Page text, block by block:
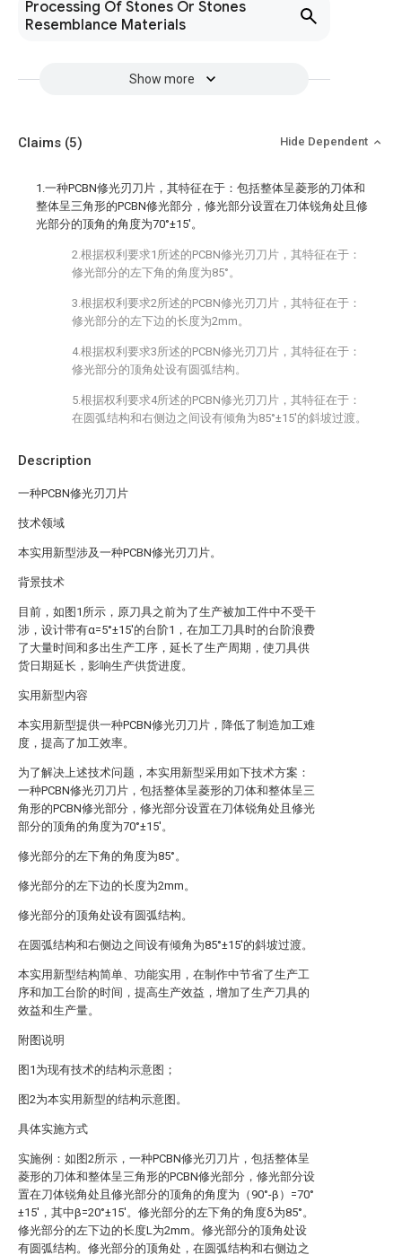
Processing Of Stones Or Stones
Resemblance Materials
Show more
Description
一种PCBN修光刃刀片
技术领域
本实用新型涉及一种PCBN修光刃刀片。
背景技术
目前，如图1所示，原刀具之前为了生产被加工件中不受干
涉，设计带有α=5°±15′的台阶1，在加工刀具时的台阶浪费
了大量时间和多出生产工序，延长了生产周期，使刀具供
货日期延长，影响生产供货进度。
实用新型内容
本实用新型提供一种PCBN修光刃刀片，降低了制造加工难
度，提高了加工效率。
为了解决上述技术问题，本实用新型采用如下技术方案：
一种PCBN修光刃刀片，包括整体呈菱形的刀体和整体呈三
角形的PCBN修光部分，修光部分设置在刀体锐角处且修光
部分的顶角的角度为70°±15′。
修光部分的左下角的角度为85°。
修光部分的左下边的长度为2mm。
修光部分的顶角处设有圆弧结构。
在圆弧结构和右侧边之间设有倾角为85°±15′的斜坡过渡。
本实用新型结构简单、功能实用，在制作中节省了生产工
序和加工台阶的时间，提高生产效益，增加了生产刀具的
效益和生产量。
附图说明
图1为现有技术的结构示意图；
图2为本实用新型的结构示意图。
具体实施方式
实施例：如图2所示，一种PCBN修光刃刀片，包括整体呈
菱形的刀体和整体呈三角形的PCBN修光部分，修光部分设
置在刀体锐角处且修光部分的顶角的角度为（90°-β）=70°
±15′，其中β=20°±15′。修光部分的左下角的角度δ为85°。
修光部分的左下边的长度L为2mm。修光部分的顶角处设
有圆弧结构。修光部分的顶角处，在圆弧结构和右侧边之
Claims (5) Hide Dependent
1.一种PCBN修光刃刀片，其特征在于：包括整体呈菱形的刀体和
整体呈三角形的PCBN修光部分，修光部分设置在刀体锐角处且修
光部分的顶角的角度为70°±15′。
2.根据权利要求1所述的PCBN修光刃刀片，其特征在于：
修光部分的左下角的角度为85°。
3.根据权利要求2所述的PCBN修光刃刀片，其特征在于：
修光部分的左下边的长度为2mm。
4.根据权利要求3所述的PCBN修光刃刀片，其特征在于：
修光部分的顶角处设有圆弧结构。
5.根据权利要求4所述的PCBN修光刃刀片，其特征在于：
在圆弧结构和右侧边之间设有倾角为85°±15′的斜坡过渡。